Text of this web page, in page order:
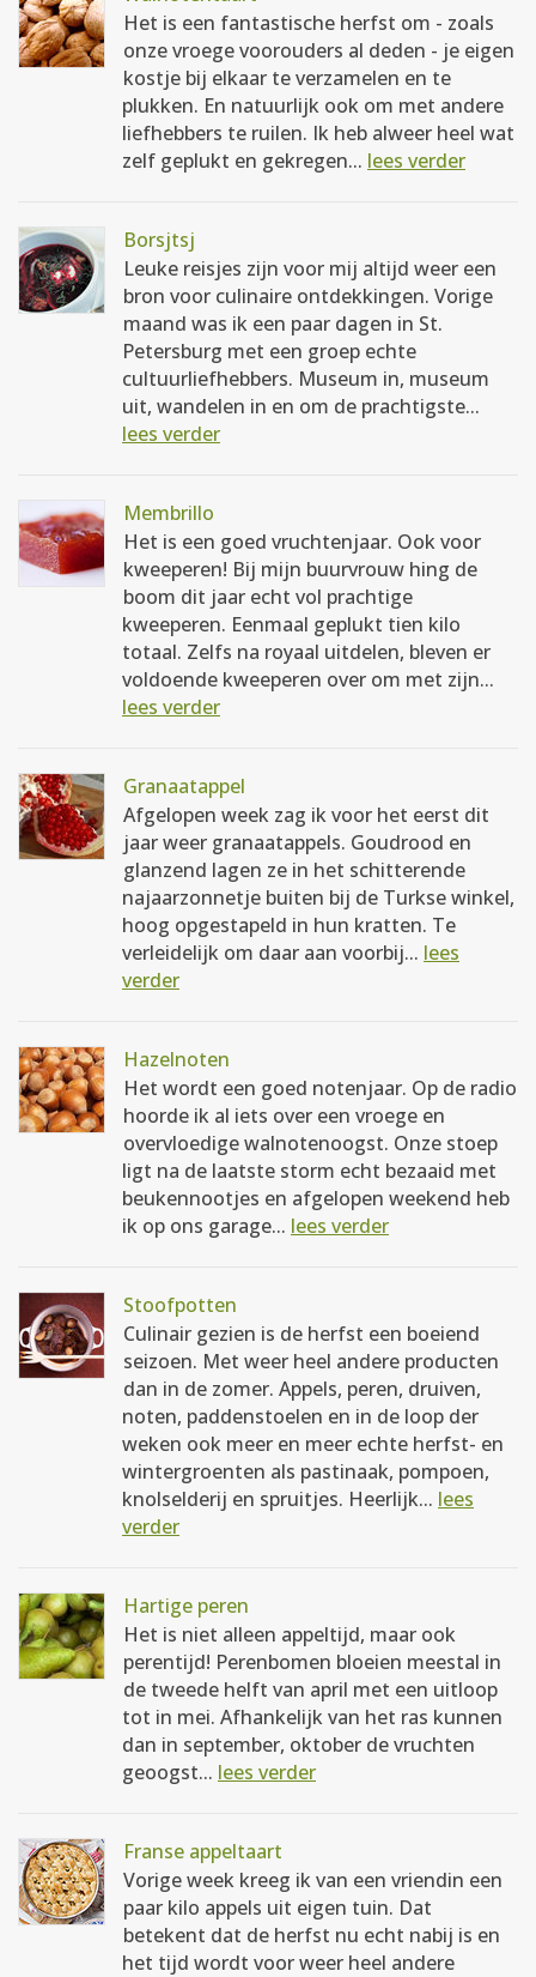
Het is een fantastische herfst om - zoals
onze vroege voorouders al deden - je eigen
kostje bij elkaar te verzamelen en te
plukken. En natuurlijk ook om met andere
liefhebbers te ruilen. Ik heb alweer heel wat
zelf geplukt en gekregen... lees verder
Borsjtsj
Leuke reisjes zijn voor mij altijd weer een
bron voor culinaire ontdekkingen. Vorige
maand was ik een paar dagen in St.
Petersburg met een groep echte
cultuurliefhebbers. Museum in, museum
uit, wandelen in en om de prachtigste...
lees verder
Membrillo
Het is een goed vruchtenjaar. Ook voor
kweeperen! Bij mijn buurvrouw hing de
boom dit jaar echt vol prachtige
kweeperen. Eenmaal geplukt tien kilo
totaal. Zelfs na royaal uitdelen, bleven er
voldoende kweeperen over om met zijn...
lees verder
Granaatappel
Afgelopen week zag ik voor het eerst dit
jaar weer granaatappels. Goudrood en
glanzend lagen ze in het schitterende
najaarzonnetje buiten bij de Turkse winkel,
hoog opgestapeld in hun kratten. Te
verleidelijk om daar aan voorbij... lees
verder
Hazelnoten
Het wordt een goed notenjaar. Op de radio
hoorde ik al iets over een vroege en
overvloedige walnotenoogst. Onze stoep
ligt na de laatste storm echt bezaaid met
beukennootjes en afgelopen weekend heb
ik op ons garage... lees verder
Stoofpotten
Culinair gezien is de herfst een boeiend
seizoen. Met weer heel andere producten
dan in de zomer. Appels, peren, druiven,
noten, paddenstoelen en in de loop der
weken ook meer en meer echte herfst- en
wintergroenten als pastinaak, pompoen,
knolselderij en spruitjes. Heerlijk... lees
verder
Hartige peren
Het is niet alleen appeltijd, maar ook
perentijd! Perenbomen bloeien meestal in
de tweede helft van april met een uitloop
tot in mei. Afhankelijk van het ras kunnen
dan in september, oktober de vruchten
geoogst... lees verder
Franse appeltaart
Vorige week kreeg ik van een vriendin een
paar kilo appels uit eigen tuin. Dat
betekent dat de herfst nu echt nabij is en
het tijd wordt voor weer heel andere